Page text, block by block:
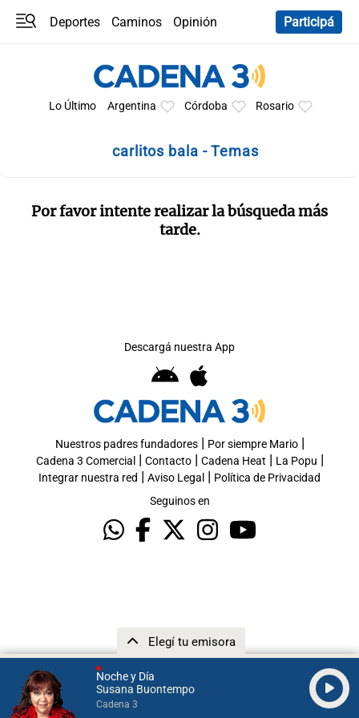
Noche y Día
Susana Buontempo
Cadena 3
Elegí tu emisora
Deportes Caminos
Opinión
Participá
Lo Último Argentina Córdoba Rosario
carlitos bala - Temas
Por favor intente realizar la búsqueda más
tarde.
Descargá nuestra App
Nuestros padres fundadores| Por siempre Mario|
Cadena 3 Comercial | Contacto| Cadena Heat | La Popu |
Integrar nuestra red | Aviso Legal | Política de Privacidad
Seguinos en